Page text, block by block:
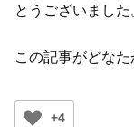
とうございました
この記事がどなた
+4